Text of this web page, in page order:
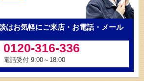
はお気軽にご来店・お電話・メール
0120-316-336
電話受付 9:00～18:00